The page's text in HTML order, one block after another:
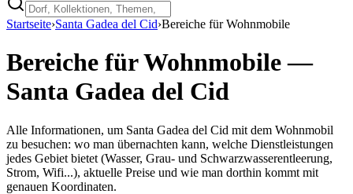
Startseite›Santa Gadea del Cid›Bereiche für Wohnmobile
Bereiche für Wohnmobile—
Santa Gadea del Cid
Alle Informationen, um Santa Gadea del Cid mit dem Wohnmobil
zu besuchen: wo man übernachten kann, welche Dienstleistungen
jedes Gebiet bietet (Wasser, Grau- und Schwarzwasserentleerung,
Strom, Wifi...), aktuelle Preise und wie man dorthin kommt mit
genauen Koordinaten.